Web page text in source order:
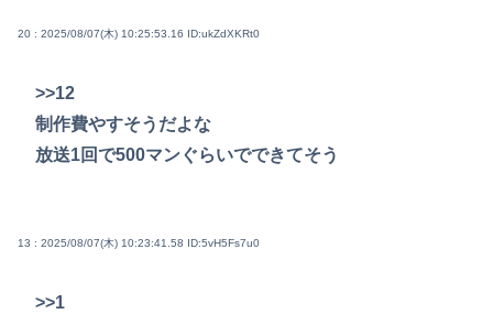
20 : 2025/08/07(木) 10:25:53.16 ID:ukZdXKRt0
>>12
制作費やすそうだよな
放送1回で500マンぐらいでできてそう
13 : 2025/08/07(木) 10:23:41.58 ID:5vH5Fs7u0
>>1